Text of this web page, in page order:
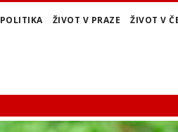
POLITIKA ŽIVOT V PRAZE ŽIVOT V